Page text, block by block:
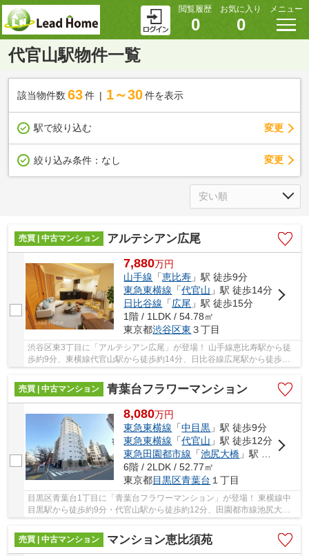
閲覧履歴
0
お気に入り
0
メニュー
代官山駅物件一覧
該当物件数 63件 1～30 件を表示
駅で絞り込む 変更
絞り込み条件： なし 変更
売買 | 中古マンション アルテシアン広尾
7,880万円
山手線 「恵比寿 」駅 徒歩9分
東急東横線 「代官山 」駅 徒歩14分
日比谷線 「広尾 」駅 徒歩15分
1階 / 1LDK / 54.78㎡
東京都渋谷区東 ３丁目
渋谷区東3丁目に「アルテシアン広尾」が登場！ 山手線恵比寿駅から徒
歩約9分、東横線代官山駅から徒歩約14分、日比谷線広尾駅から徒歩約
売買 | 中古マンション
青葉台フラワーマンション
8,080万円
東急東横線 「中目黒 」駅 徒歩9分
東急東横線 「代官山 」駅 徒歩12分
東急田園都市線 「池尻大橋 」駅 徒歩13分
6階 / 2LDK / 52.77㎡
東京都目黒区青葉台 １丁目
目黒区青葉台1丁目に「青葉台フラワーマンション」が登場！ 東横線中
目黒駅から徒歩約9分・代官山駅から徒歩約12分、田園都市線池尻大橋
売買 | 中古マンション
マンション恵比須苑